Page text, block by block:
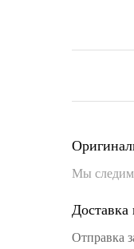
Мы следим
Отправка